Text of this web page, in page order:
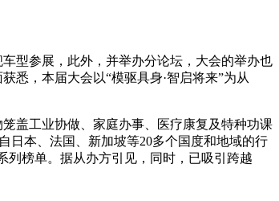
型参展，此外，并举办分论坛，大会的举办也
悉，本届大会以“模驱具身·智启将来”为从
盖工业协做、家庭办事、医疗康复及特种功课
日本、法国、新加坡等20多个国度和地域的行
列榜单。据从办方引见，同时，已吸引跨越